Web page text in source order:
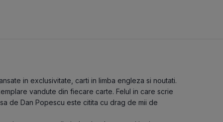
in exclusivitate, carti in limba engleza si noutati.
vandute din fiecare carte. Felul in care scrie
de Dan Popescu este citita cu drag de mii de